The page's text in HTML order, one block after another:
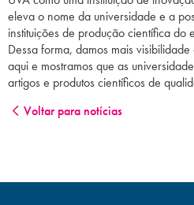
eleva o nome da universidade e a
instituições de produção científica do
Dessa forma, damos mais
aqui e mostramos que as
artigos e produtos científicos de
Voltar para notícias